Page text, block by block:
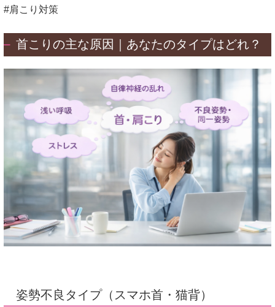
#肩こり対策
首こりの主な原因｜あなたのタイプはどれ？
姿勢不良タイプ（スマホ首・猫背）